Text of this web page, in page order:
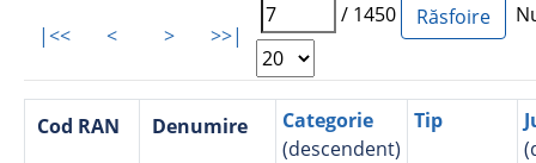
|<< < > >>|
/ 1450
Cod RAN Denumire
Categorie
(descendent)
Tip